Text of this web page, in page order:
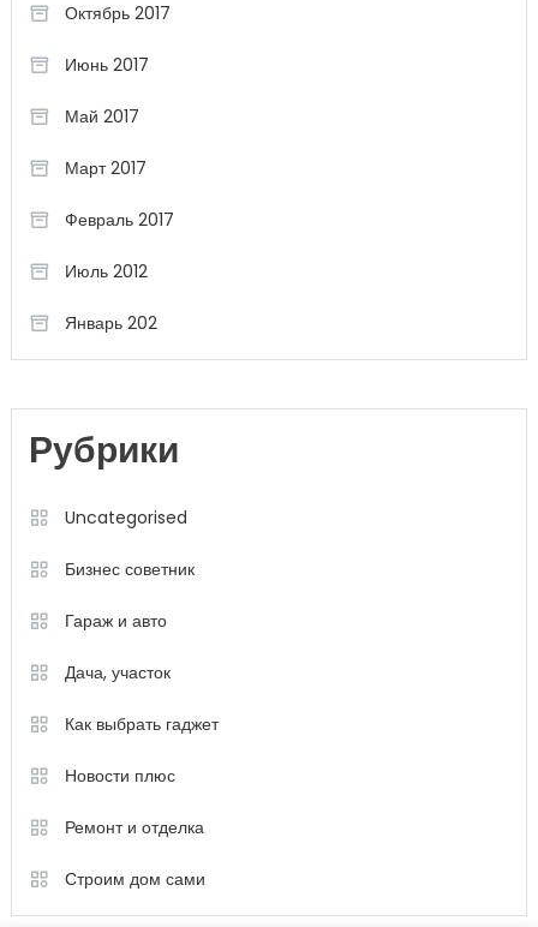
Октябрь 2017
Июнь 2017
Май 2017
Март 2017
Февраль 2017
Июль 2012
Январь 202
Рубрики
Uncategorised
Бизнес советник
Гараж и авто
Дача, участок
Как выбрать гаджет
Новости плюс
Ремонт и отделка
Строим дом сами